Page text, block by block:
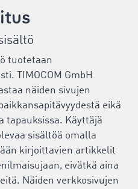
tuotetaan
TIMOCOM GmbH
näiden sivujen
eikä
tapauksissa. Käyttäjä
sisältöä omalla
kirjoittavien artikkelit
eivätkä aina
Näiden verkkosivujen